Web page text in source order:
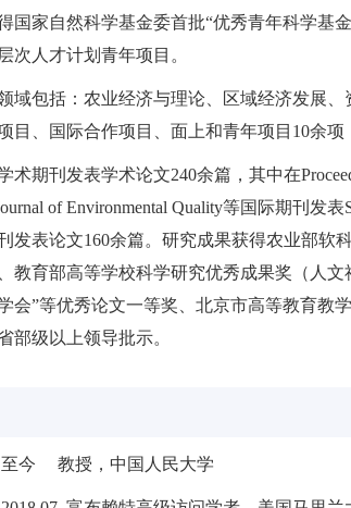
国家自然科学基金委首批“优秀青年科学基
次人才计划青年项目。
域包括：农业经济与理论、区域经济发展
目、国际合作项目、面上和青年项目10余项
术期刊发表学术论文240余篇，其中在
of Environmental Quality等国际期刊
发表论文160余篇。研究成果获得农业部软
教育部高等学校科学研究优秀成果奖（人
会”等优秀论文一等奖、北京市高等教育教
部级以上领导批示。
至今 教授，中国人民大学